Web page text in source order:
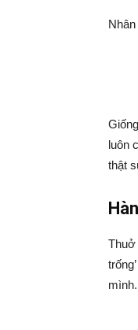
luôn
thật
Thuở
mình.